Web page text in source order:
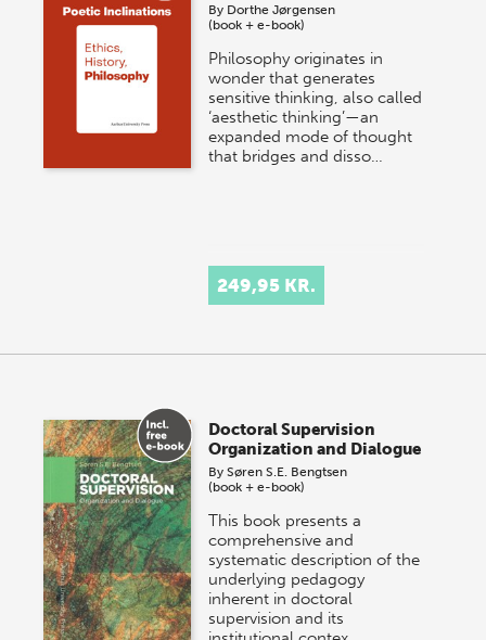
By Dorthe Jørgensen
(book + e-book)
Philosophy originates in
wonder that generates
sensitive thinking, also called
‘aesthetic thinking’—an
expanded mode of thought
that bridges and disso…
249,95 KR.
Doctoral Supervision
Organization and Dialogue
BySøren S.E. Bengtsen
(book + e-book)
This book presents a
comprehensive and
systematic description of the
underlying pedagogy
inherent in doctoral
supervision and its